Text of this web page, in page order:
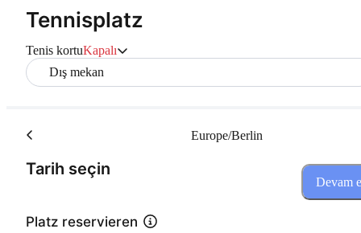
Tennisplatz
Tenis kortuKapalı
Dış mekan
Tarih seçin
Europe/Berlin
Platz reservieren
Devam